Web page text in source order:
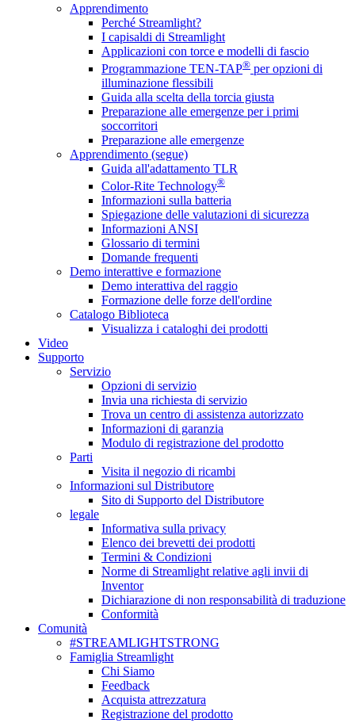
Apprendimento
Perché Streamlight?
I capisaldi di Streamlight
Applicazioni con torce e modelli di fascio
Programmazione TEN-TAP® per opzioni di
illuminazione flessibili
Guida alla scelta della torcia giusta
Preparazione alle emergenze per i primi
soccorritori
Preparazione alle emergenze
Apprendimento (segue)
Guida all'adattamento TLR
Color-Rite Technology®
Informazioni sulla batteria
Spiegazione delle valutazioni di sicurezza
Informazioni ANSI
Glossario di termini
Domande frequenti
Demo interattive e formazione
Demo interattiva del raggio
Formazione delle forze dell'ordine
Catalogo Biblioteca
Visualizza i cataloghi dei prodotti
Video
Supporto
Servizio
Opzioni di servizio
Invia una richiesta di servizio
Trova un centro di assistenza autorizzato
Informazioni di garanzia
Modulo di registrazione del prodotto
Parti
Visita il negozio di ricambi
Informazioni sul Distributore
Sito di Supporto del Distributore
legale
Informativa sulla privacy
Elenco dei brevetti dei prodotti
Termini & Condizioni
Norme di Streamlight relative agli invii di
Inventor
Dichiarazione di non responsabilità di traduzione
Conformità
Comunità
#STREAMLIGHTSTRONG
Famiglia Streamlight
Chi Siamo
Feedback
Acquista attrezzatura
Registrazione del prodotto